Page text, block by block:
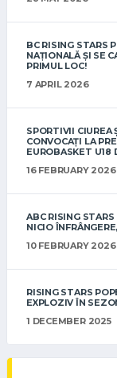
BC RISING STARS
NAȚIONALĂ ȘI SE
PRIMUL LOC!
7 APRIL 2026
SPORTIVII CIUREA
CONVOCAȚI LA
EUROBASKET U18
16 FEBRUARY 2026
ABC RISING
NICIO
10 FEBRUARY 2026
RISING STARS
EXPLOZIV ÎN
1 DECEMBER 2025